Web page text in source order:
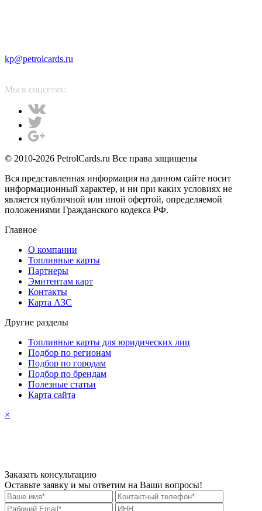
kp@petrolcards.ru
Мы в соцсетях:
© 2010-2026 PetrolCards.ru Все права защищены
Вся представленная информация на данном сайте носит
информационный характер, и ни при каких условиях не
является публичной или иной офертой, определяемой
положениями Гражданского кодекса РФ.
Главное
О компании
Топливные карты
Партнеры
Эмитентам карт
Контакты
Карта АЗС
Другие разделы
Топливные карты для юридических лиц
Подбор по регионам
Подбор по городам
Подбор по брендам
Полезные статьи
Карта сайта
×
Заказать консультацию
Оставьте заявку и мы ответим на Ваши вопросы!